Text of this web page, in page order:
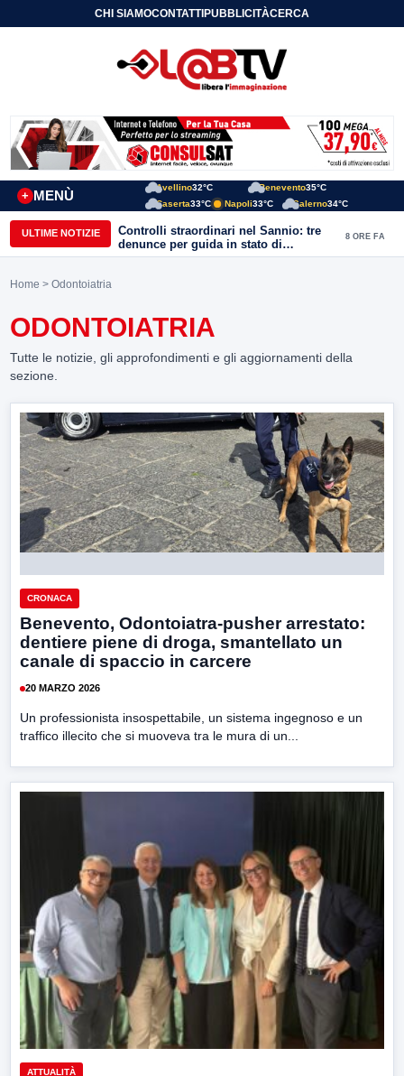
CHI SIAMOCONTATTIPUBBLICITÀCERCA
MENÙ
+
Avellino32°C Benevento35°C
Caserta33°C Napoli33°C Salerno34°C
ULTIME NOTIZIE
Controlli straordinari nel Sannio: tre
denunce per guida in stato di
ebbrezza, un arresto e 1.500 kg di
8 ORE FA
Home > Odontoiatria
ODONTOIATRIA
Tutte le notizie, gli approfondimenti e gli aggiornamenti della
sezione.
CRONACA
Benevento, Odontoiatra-pusher arrestato:
dentiere piene di droga, smantellato un
canale di spaccio in carcere
20 MARZO 2026
Un professionista insospettabile, un sistema ingegnoso e un
traffico illecito che si muoveva tra le mura di un...
ATTUALITÀ